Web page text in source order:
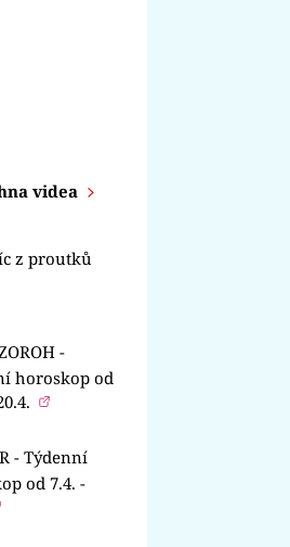
videa
z proutků
horoskop od
od 7.4. -